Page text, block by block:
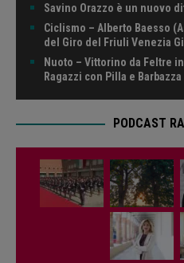
Savino Orazzo è un nuovo
Ciclismo – Alberto Baesso
del Giro del Friuli Venezia
Nuoto – Vittorino da Feltre
Ragazzi con Pilla e Barbazza
PODCAST